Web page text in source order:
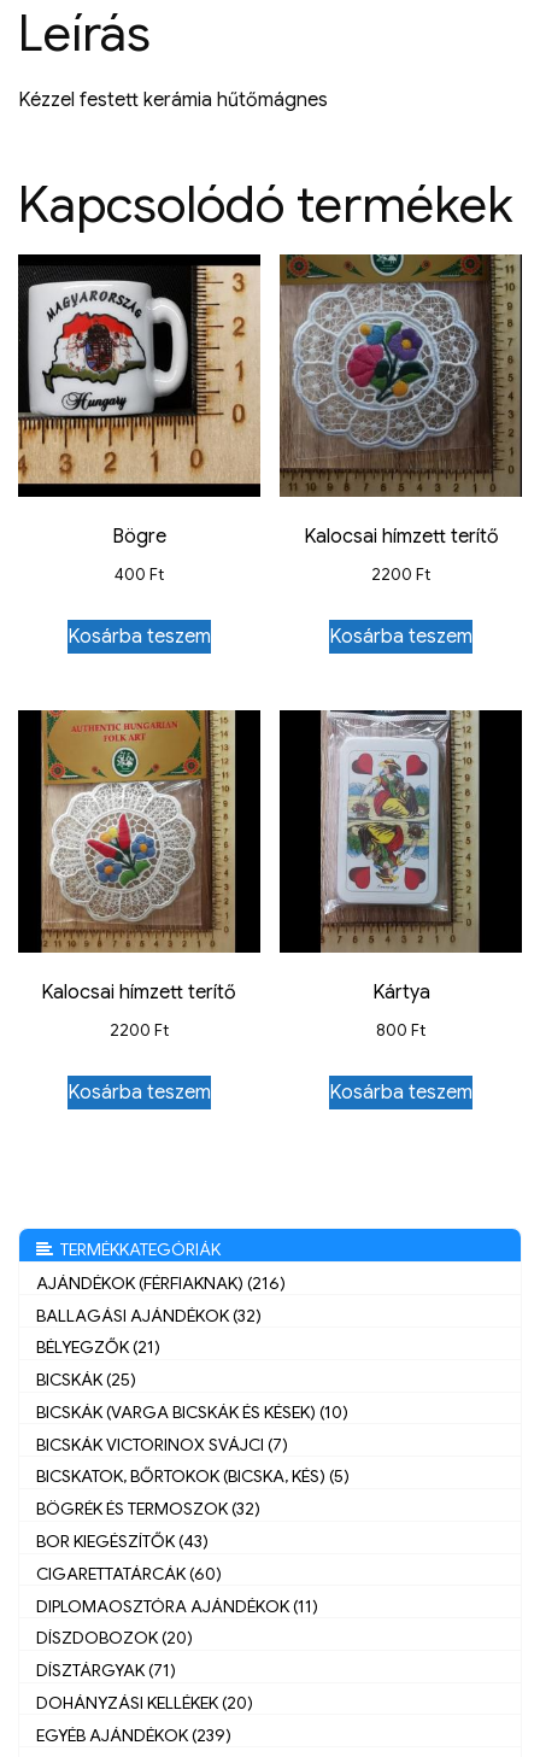
Leírás
Kézzel festett kerámia hűtőmágnes
Kapcsolódó termékek
Bögre
400 Ft
Kosárba teszem
Kalocsai hímzett terítő
2200Ft
Kosárba teszem
Kalocsai hímzett terítő
2200 Ft
Kosárba teszem
Kártya
800Ft
Kosárba teszem
TERMÉKKATEGÓRIÁK
AJÁNDÉKOK (FÉRFIAKNAK) (216)
BALLAGÁSI AJÁNDÉKOK (32)
BÉLYEGZŐK (21)
BICSKÁK (25)
BICSKÁK (VARGA BICSKÁK ÉS KÉSEK) (10)
BICSKÁK VICTORINOX SVÁJCI (7)
BICSKATOK, BŐRTOKOK (BICSKA, KÉS) (5)
BÖGRÉK ÉS TERMOSZOK (32)
BOR KIEGÉSZÍTŐK (43)
CIGARETTATÁRCÁK (60)
DIPLOMAOSZTÓRA AJÁNDÉKOK (11)
DÍSZDOBOZOK (20)
DÍSZTÁRGYAK (71)
DOHÁNYZÁSI KELLÉKEK (20)
EGYÉB AJÁNDÉKOK (239)